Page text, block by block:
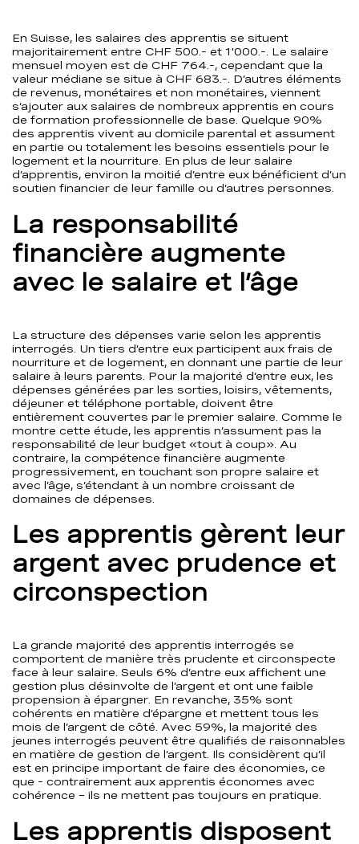
En Suisse, les salaires des apprentis se situent
majoritairement entre CHF 500.- et 1'000.-. Le salaire
mensuel moyen est de CHF 764.-, cependant que la
valeur médiane se situe à CHF 683.-. D’autres éléments
de revenus, monétaires et non monétaires, viennent
s’ajouter aux salaires de nombreux apprentis en cours
de formation professionnelle de base. Quelque 90%
des apprentis vivent au domicile parental et assument
en partie ou totalement les besoins essentiels pour le
logement et la nourriture. En plus de leur salaire
d’apprentis, environ la moitié d’entre eux bénéficient d’un
soutien financier de leur famille ou d’autres personnes.
La responsabilité
financière augmente
avec le salaire et l’âge
La structure des dépenses varie selon les apprentis
interrogés. Un tiers d’entre eux participent aux frais de
nourriture et de logement, en donnant une partie de leur
salaire à leurs parents. Pour la majorité d‘entre eux, les
dépenses générées par les sorties, loisirs, vêtements,
déjeuner et téléphone portable, doivent être
entièrement couvertes par le premier salaire. Comme le
montre cette étude, les apprentis n’assument pas la
responsabilité de leur budget «tout à coup». Au
contraire, la compétence financière augmente
progressivement, en touchant son propre salaire et
avec l’âge, s’étendant à un nombre croissant de
domaines de dépenses.
Les apprentis gèrent leur
argent avec prudence et
circonspection
La grande majorité des apprentis interrogés se
comportent de manière très prudente et circonspecte
face à leur salaire. Seuls 6% d’entre eux affichent une
gestion plus désinvolte de l’argent et ont une faible
propension à épargner. En revanche, 35% sont
cohérents en matière d’épargne et mettent tous les
mois de l’argent de côté. Avec 59%, la majorité des
jeunes interrogés peuvent être qualifiés de raisonnables
en matière de gestion de l’argent. Ils considèrent qu’il
est en principe important de faire des économies, ce
que - contrairement aux apprentis économes avec
cohérence – ils ne mettent pas toujours en pratique.
Les apprentis disposent